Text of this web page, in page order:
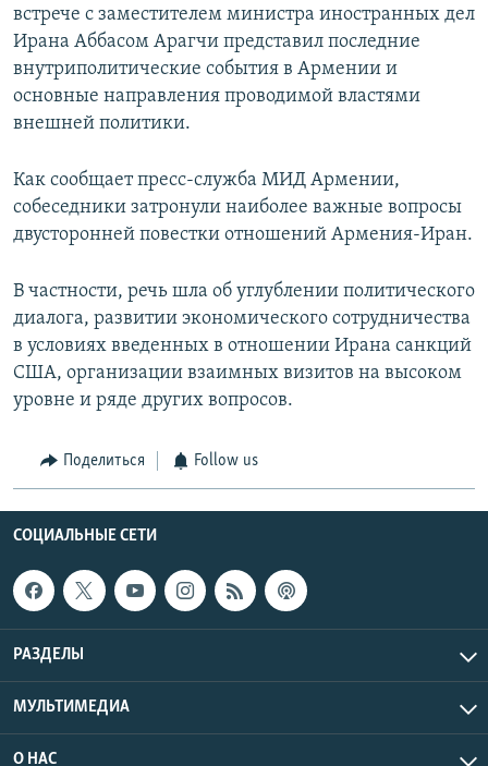
встрече с заместителем министра иностранных дел
Ирана Аббасом Арагчи представил последние
внутриполитические события в Армении и
основные направления проводимой властями
внешней политики.
Как сообщает пресс-служба МИД Армении,
собеседники затронули наиболее важные вопросы
двусторонней повестки отношений Армения-Иран.
В частности, речь шла об углублении политического
диалога, развитии экономического сотрудничества
в условиях введенных в отношении Ирана санкций
США, организации взаимных визитов на высоком
уровне и ряде других вопросов.
Поделиться Follow us
СОЦИАЛЬНЫЕ СЕТИ
РАЗДЕЛЫ
МУЛЬТИМЕДИА
О НАС